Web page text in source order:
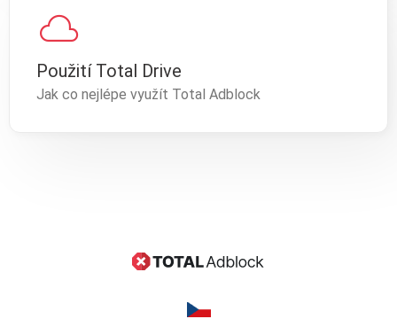
cloud
Použití Total Drive
Jak co nejlépe využít Total Adblock